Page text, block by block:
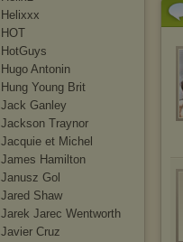
Helixxx
HOT
HotGuys
Hugo Antonin
Hung Young Brit
Jack Ganley
Jackson Traynor
Jacquie et Michel
James Hamilton
Janusz Gol
Jared Shaw
Jarek Jarec Wentworth
Javier Cruz